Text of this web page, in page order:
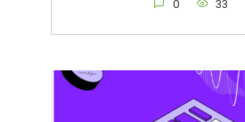
0 33